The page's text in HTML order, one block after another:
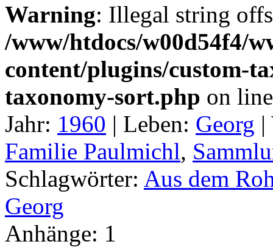
Warning: Illegal string
/www/htdocs/w00d54f4/
content/plugins/custom-
taxonomy-sort.php on
Jahr: 1960 | Leben: Georg |
Familie Paulmichl,
Schlagwörter: Aus dem
Georg
Anhänge: 1